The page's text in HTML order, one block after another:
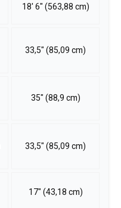
18' 6" (563,88 cm)
33,5" (85,09 cm)
35" (88,9 cm)
33,5" (85,09 cm)
17" (43,18 cm)